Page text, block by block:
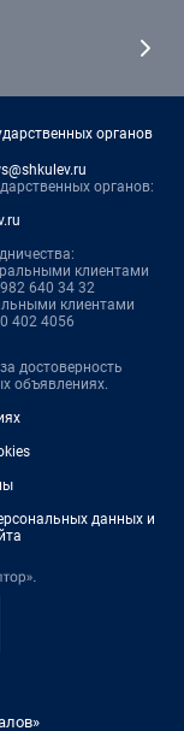
органов
органов:
клиентами
640 34 32
клиентами
402 4056
достоверность
объявлениях.
данных и